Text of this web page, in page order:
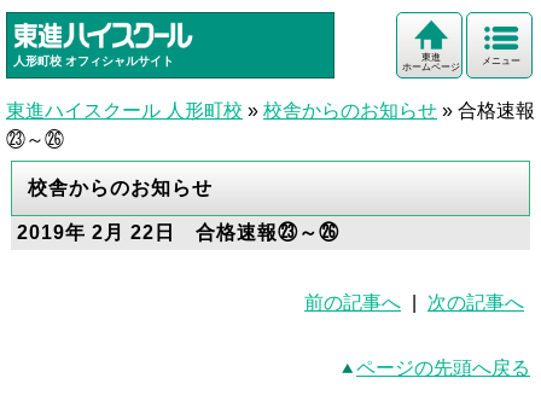
人形町校 オフィシャルサイト メニュー
東進
ホームページ
東進ハイスクール 人形町校 » 校舎からのお知らせ » 合格速報
㉓～㉖
校舎からのお知らせ
2019年 2月 22日 合格速報㉓～㉖
前の記事へ 次の記事へ
ページの先頭へ戻る